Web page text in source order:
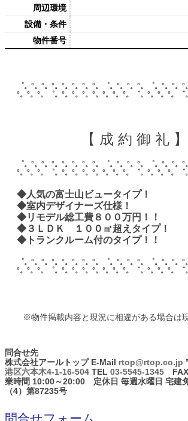
周辺環境
設備・条件
物件番号
゜。°。°。°。°。°。°。°。゜。°。°。°。゜。°。°。°
°。°。°。゜。°。°。°。°。°。°。°。゜。°。°。°。゜
【 成 約 御 礼 】
゜。°。°。°。°。°。°。°。゜。°。°。°。゜。°。°。°
°。°。°。゜。°。°。°。°。°。°。°。゜。°。°。°。゜
◆人気の富士山ビュータイプ！
◆室内デザイナーズ仕様！
◆リモデル総工費８００万円！！
◆３ＬＤＫ １００㎡超えタイプ！
◆トランクルーム付のタイプ！！
゜。°。°。°。°。°。°。°。゜。°。°。°。゜。°。°。°
°。°。°。゜。°。°。°。°。°。°。°。゜。°。°。°。゜
※物件掲載内容と現況に相違がある場合は
問合せ先
株式会社アールトップE-Mail rtop@rtop.co.jp
港区六本木4-1-16-504 TEL 03-5545-1345 FAX
業時間 10:00～20:00 定休日 毎週水曜日 宅建
（4）第87235号